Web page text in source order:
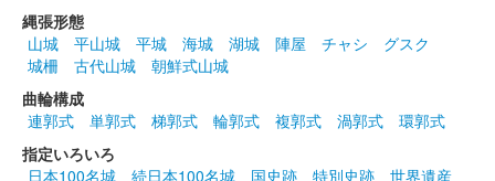
沼田城址 御城印
販売終了
縄張形態
山城
平山城 平城 海城 湖城 陣屋 チャシ
グスク
城柵
古代山城
朝鮮式山城
曲輪構成
連郭式
単郭式 梯郭式 輪郭式 複郭式 渦郭式
環郭式
指定いろいろ
日本100名城
続日本100名城 国史跡 特別史跡 世界遺産